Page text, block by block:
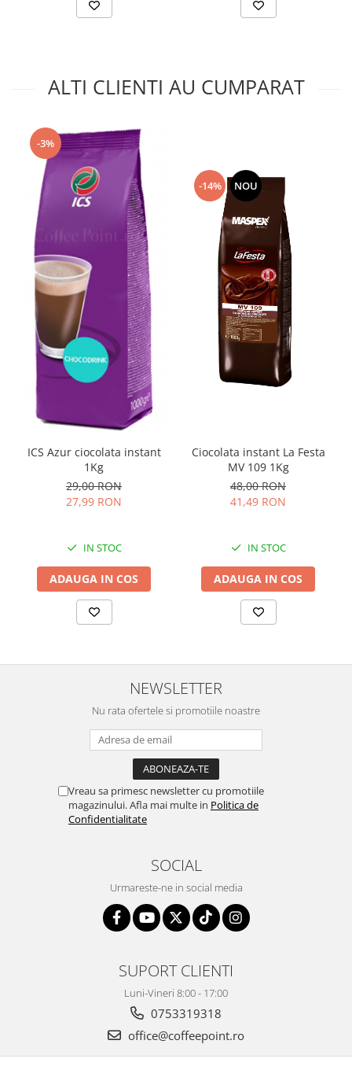
ALTI CLIENTI AU CUMPARAT
-3%
ICS Azur ciocolata instant
1Kg
29,00 RON
27,99 RON
IN STOC
ADAUGA IN COS
-14% NOU
Ciocolata instant La Festa
MV 109 1Kg
48,00 RON
41,49 RON
IN STOC
ADAUGA IN COS
NEWSLETTER
Nu rata ofertele si promotiile noastre
Vreau sa primesc newsletter cu promotiile
magazinului. Afla mai multe in Politica de
Confidentialitate
SOCIAL
Urmareste-ne in social media
SUPORT CLIENTI
Luni-Vineri 8:00 - 17:00
0753319318
office@coffeepoint.ro